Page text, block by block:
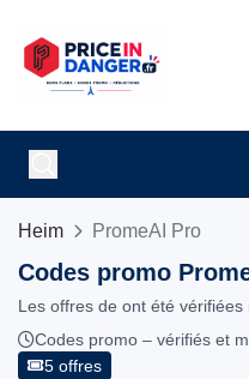
Heim PromeAI Pro
Codes promo
Les offres de ont été
Codes promo – vérifiés et
5 offres